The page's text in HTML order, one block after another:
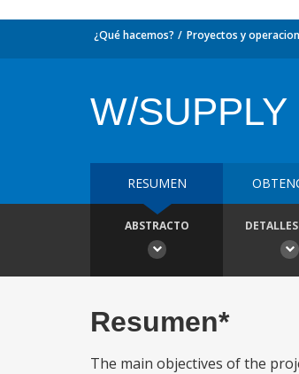
¿Qué hacemos? Proyectos y
W/SUPPLY
RESUMEN
ABSTRACTO
Resumen*
The main objectives of the